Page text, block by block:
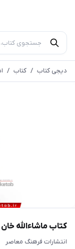
دیجی کتاب / کتاب /
کتاب ماشاءالله
انتشارات فرهنگ معاصر